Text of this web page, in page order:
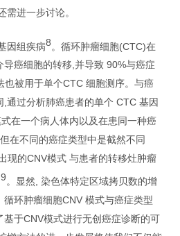
需进一步讨论。
因组疾病8 。循环肿瘤细胞(CTC)在
导癌细胞的转移,并导致 90%与癌症
也被用于单个CTC 细胞测序。与癌
,通过分析肺癌患者的单个 CTC 基因
在一个病人体内以及在患同一种癌
但在不同的癌症类型中是截然不同
现的CNV模式 与患者的转移灶肿瘤
9 。显然 染色体特定区域拷贝数的增
循环肿瘤细胞CNV 模式与癌症类型
基于CNV模式进行无创癌症诊断的可